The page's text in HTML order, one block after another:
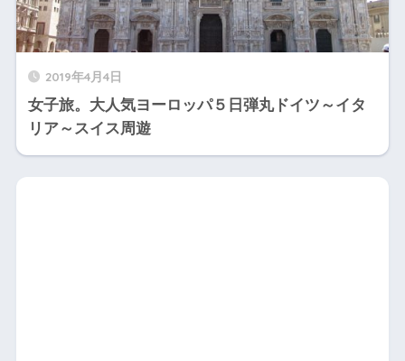
2019年4月4日
女子旅。大人気ヨーロッパ５日弾丸ドイツ～イタ
リア～スイス周遊